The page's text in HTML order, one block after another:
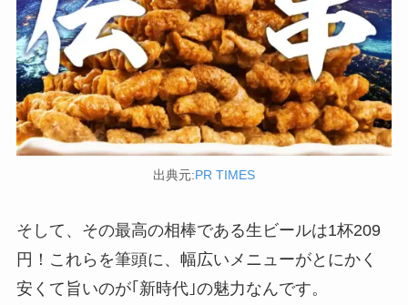
出典元:PR TIMES
そして、その最高の相棒である生ビールは1杯209
円！これらを筆頭に、幅広いメニューがとにかく
安くて旨いのが｢新時代｣の魅力なんです。